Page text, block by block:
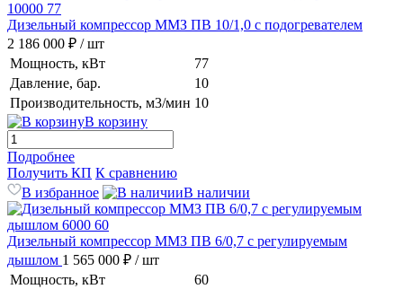
Дизельный компрессор ММЗ ПВ 10/1,0 с подогревателем
2 186 000 ₽ / шт
Мощность, кВт
77
Давление, бар.
10
Производительность, м3/мин 10
В корзину
Подробнее
Получить КП К сравнению
В избранное
В наличии
Дизельный компрессор ММЗ ПВ 6/0,7 с регулируемым
дышлом 1 565 000 ₽ / шт
Мощность, кВт
60